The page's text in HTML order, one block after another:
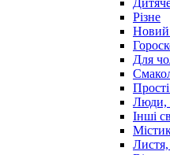
Різне
Новий
Для
Люди,
Інші